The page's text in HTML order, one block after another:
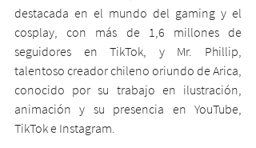
destacada en el mundo del gaming y el
cosplay, con más de 1,6 millones de
seguidores en TikTok, y Mr. Phillip,
talentoso creador chileno oriundo de Arica,
conocido por su trabajo en ilustración,
animación y su presencia en YouTube,
TikTok e Instagram.